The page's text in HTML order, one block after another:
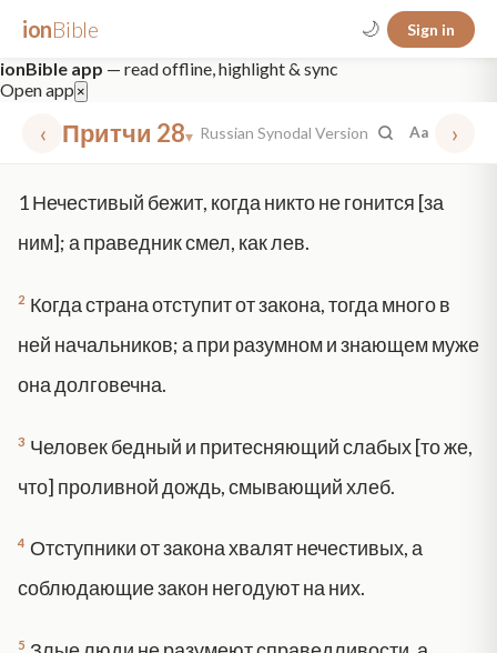
ionBible 🌙 Sign in
ionBible app — read offline, highlight & sync
Open app ×
‹ Притчи 28▾ Russian Synodal Version Aa ›
✕
mt 5
1Нечестивый бежит, когда никто не гонится [за
ним]; а праведник смел, как лев.
2 Когда страна отступит от закона, тогда много в
ней начальников; а при разумном и знающем муже
она долговечна.
3 Человек бедный и притесняющий слабых [то же,
что] проливной дождь, смывающий хлеб.
4 Отступники от закона хвалят нечестивых, а
соблюдающие закон негодуют на них.
5